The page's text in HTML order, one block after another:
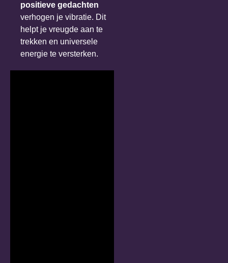
positieve gedachten
verhogen je vibratie. Dit
helpt je vreugde aan te
trekken en universele
energie te versterken.